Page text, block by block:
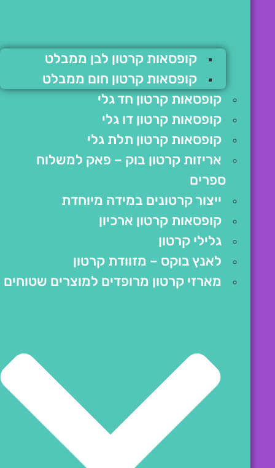
קופסאות קרטון לבן ממבלט
קופסאות קרטון חום ממבלט
קופסאות קרטון חד גלי
קופסאות קרטון דו גלי
קופסאות קרטון תלת גלי
אריזות קרטון בוק – פאק למשלוח
ספרים
ייצור קרטונים במידה מיוחדת
קופסאות קרטון ארכיון
גלילי קרטון
לאנץ בוקס – מזוודת קרטון
מארזי קרטון מרופדים למוצרים שטוחים